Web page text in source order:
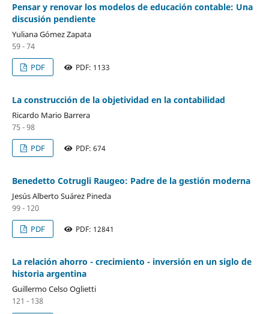
Pensar y renovar los modelos de educación contable: Una
discusión pendiente
Yuliana Gómez Zapata
59 - 74
PDF
PDF: 1133
La construcción de la objetividad en la contabilidad
Ricardo Mario Barrera
75 - 98
PDF
PDF: 674
Benedetto Cotrugli Raugeo: Padre de la gestión moderna
Jesús Alberto Suárez Pineda
99 - 120
PDF
PDF: 12841
La relación ahorro - crecimiento - inversión en un siglo de
historia argentina
Guillermo Celso Oglietti
121 - 138